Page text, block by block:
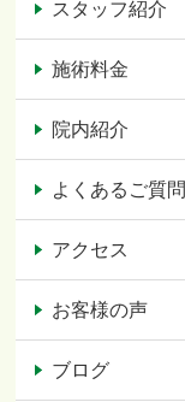
スタッフ紹介
施術料金
院内紹介
よくあるご質問
アクセス
お客様の声
ブログ